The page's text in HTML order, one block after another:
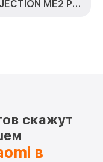
PROJECTION ME2 PRO
скажут
в